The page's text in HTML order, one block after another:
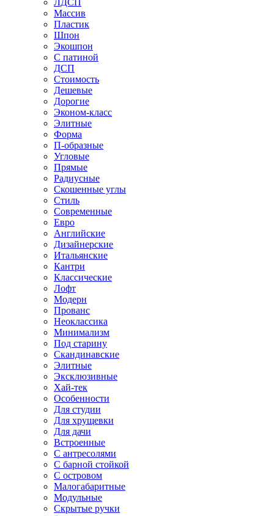
ЛДСП
Массив
Пластик
Шпон
Экошпон
С патиной
ДСП
Стоимость
Дешевые
Дорогие
Эконом-класс
Элитные
Форма
П-образные
Угловые
Прямые
Радиусные
Скошенные углы
Стиль
Современные
Евро
Английские
Дизайнерские
Итальянские
Кантри
Классические
Лофт
Модерн
Прованс
Неоклассика
Минимализм
Под старину
Скандинавские
Элитные
Эксклюзивные
Хай-тек
Особенности
Для студии
Для хрущевки
Для дачи
Встроенные
С антресолями
С барной стойкой
С островом
Малогабаритные
Модульные
Скрытые ручки